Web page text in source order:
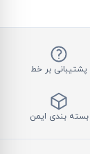
پشتیبانی بر خط
بسته بندی ایمن